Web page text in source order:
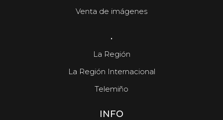
Venta de imágenes
.
La Región
La Región Internacional
Telemiño
INFO